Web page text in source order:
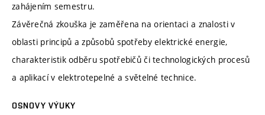
zahájením semestru.
Závěrečná zkouška je zaměřena na orientaci a znalosti v
oblasti principů a způsobů spotřeby elektrické energie,
charakteristik odběru spotřebičů či technologických procesů
a aplikací v elektrotepelné a světelné technice.
OSNOVY VÝUKY